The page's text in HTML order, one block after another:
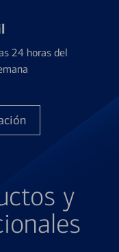
24 horas del
y